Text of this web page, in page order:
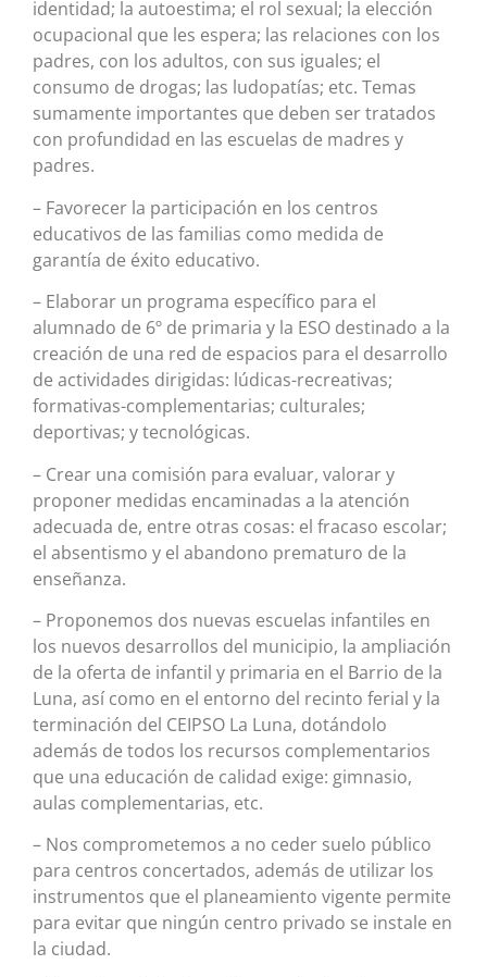
identidad; la autoestima; el rol sexual; la elección
ocupacional que les espera; las relaciones con los
padres, con los adultos, con sus iguales; el
consumo de drogas; las ludopatías; etc. Temas
sumamente importantes que deben ser tratados
con profundidad en las escuelas de madres y
padres.
– Favorecer la participación en los centros
educativos de las familias como medida de
garantía de éxito educativo.
– Elaborar un programa específico para el
alumnado de 6º de primaria y la ESO destinado a la
creación de una red de espacios para el desarrollo
de actividades dirigidas: lúdicas-recreativas;
formativas-complementarias; culturales;
deportivas; y tecnológicas.
– Crear una comisión para evaluar, valorar y
proponer medidas encaminadas a la atención
adecuada de, entre otras cosas: el fracaso escolar;
el absentismo y el abandono prematuro de la
enseñanza.
– Proponemos dos nuevas escuelas infantiles en
los nuevos desarrollos del municipio, la ampliación
de la oferta de infantil y primaria en el Barrio de la
Luna, así como en el entorno del recinto ferial y la
terminación del CEIPSO La Luna, dotándolo
además de todos los recursos complementarios
que una educación de calidad exige: gimnasio,
aulas complementarias, etc.
– Nos comprometemos a no ceder suelo público
para centros concertados, además de utilizar los
instrumentos que el planeamiento vigente permite
para evitar que ningún centro privado se instale en
la ciudad.